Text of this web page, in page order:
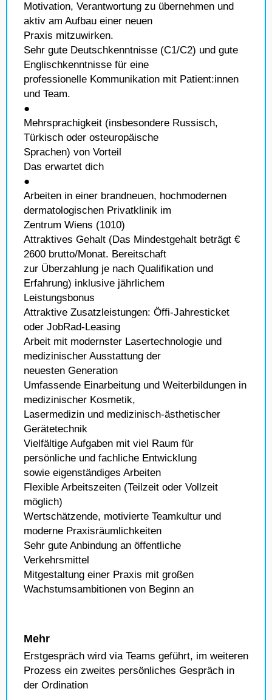
Motivation, Verantwortung zu übernehmen und
aktiv am Aufbau einer neuen
Praxis mitzuwirken.
Sehr gute Deutschkenntnisse (C1/C2) und gute
Englischkenntnisse für eine
professionelle Kommunikation mit Patient:innen
und Team.
●
Mehrsprachigkeit (insbesondere Russisch,
Türkisch oder osteuropäische
Sprachen) von Vorteil
Das erwartet dich
●
Arbeiten in einer brandneuen, hochmodernen
dermatologischen Privatklinik im
Zentrum Wiens (1010)
Attraktives Gehalt (Das Mindestgehalt beträgt €
2600 brutto/Monat. Bereitschaft
zur Überzahlung je nach Qualifikation und
Erfahrung) inklusive jährlichem
Leistungsbonus
Attraktive Zusatzleistungen: Öffi-Jahresticket
oder JobRad-Leasing
Arbeit mit modernster Lasertechnologie und
medizinischer Ausstattung der
neuesten Generation
Umfassende Einarbeitung und Weiterbildungen in
medizinischer Kosmetik,
Lasermedizin und medizinisch-ästhetischer
Gerätetechnik
Vielfältige Aufgaben mit viel Raum für
persönliche und fachliche Entwicklung
sowie eigenständiges Arbeiten
Flexible Arbeitszeiten (Teilzeit oder Vollzeit
möglich)
Wertschätzende, motivierte Teamkultur und
moderne Praxisräumlichkeiten
Sehr gute Anbindung an öffentliche
Verkehrsmittel
Mitgestaltung einer Praxis mit großen
Wachstumsambitionen von Beginn an
Mehr
Erstgespräch wird via Teams geführt, im weiteren
Prozess ein zweites persönliches Gespräch in
der Ordination